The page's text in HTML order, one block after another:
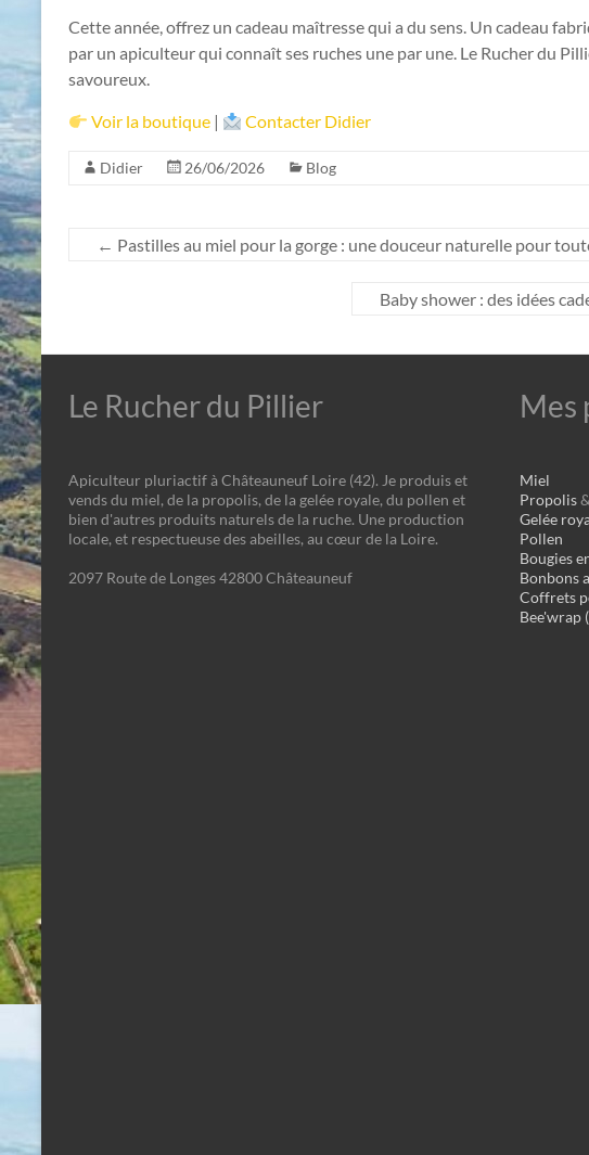
Cette année, offrez un cadeau maîtresse qui a du sens. Un cadeau
par un apiculteur qui connaît ses ruches une par une. Le Rucher du
savoureux.
Voir la boutique | Contacter Didier
Didier 26/06/2026 Blog
← Pastilles au miel pour la gorge : une douceur naturelle pour
Baby shower : des idées
Le Rucher du Pillier
Apiculteur pluriactif à Châteauneuf Loire (42). Je produis et
vends du miel, de la propolis, de la gelée royale, du pollen et
bien d'autres produits naturels de la ruche. Une production
locale, et respectueuse des abeilles, au cœur de la Loire.
2097 Route de Longes 42800 Châteauneuf
Mes
Miel
Propolis&
Gelée
Pollen
Bougies
Bonbons
Coffrets
Bee'wrap